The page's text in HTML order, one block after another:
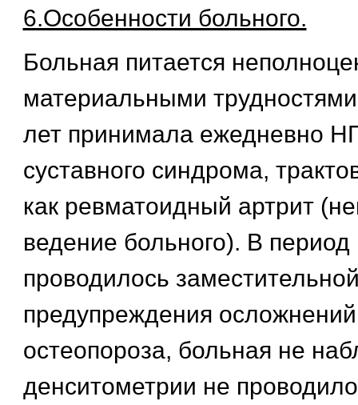
6.Особенности больного.
Больная питается
материальными
лет принимала ежедневно
суставного синдрома,
как ревматоидный артрит
ведение больного). В период
проводилось
предупреждения
остеопороза, больная не
денситометрии не